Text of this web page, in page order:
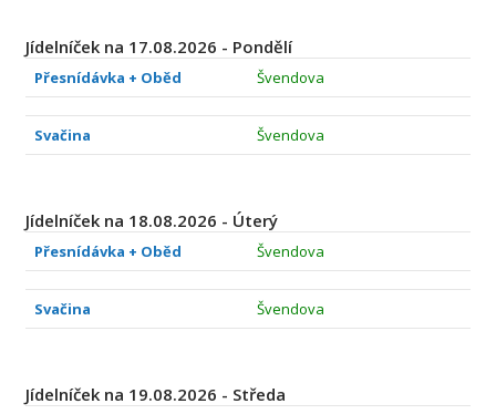
Jídelníček na 17.08.2026 - Pondělí
Přesnídávka + Oběd Švendova
Svačina Švendova
Jídelníček na 18.08.2026 - Úterý
Přesnídávka + Oběd Švendova
Svačina Švendova
Jídelníček na 19.08.2026 - Středa